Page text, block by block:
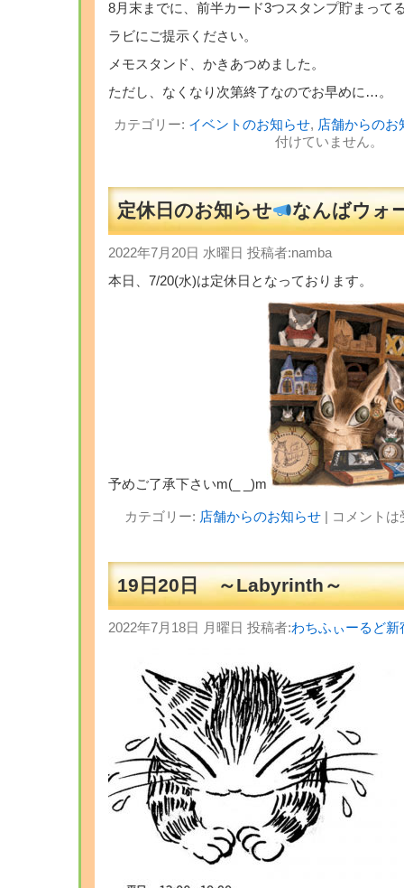
8月末までに、前半カード3つスタンプ貯まって
ラビにご提示ください。
メモスタンド、かきあつめました。
ただし、なくなり次第終了なのでお早めに…。
カテゴリー: イベントのお知らせ, 店舗からのお
付けていません。
定休日のお知らせ なんばウォ
2022年7月20日 水曜日 投稿者:namba
本日、7/20(水)は定休日となっております。
予めご了承下さいm(_ _)m
カテゴリー: 店舗からのお知らせ| コメント
19日20日 ～Labyrinth～
2022年7月18日 月曜日 投稿者:わちふぃーるど